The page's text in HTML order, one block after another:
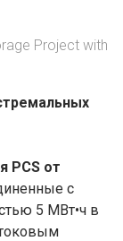
Project with
PCS от
с
5 МВт•ч в